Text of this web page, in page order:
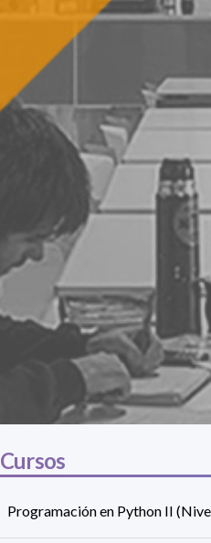
Cursos
Programación en Python II